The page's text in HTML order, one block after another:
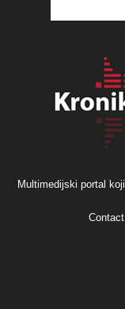
Multimedijski portal